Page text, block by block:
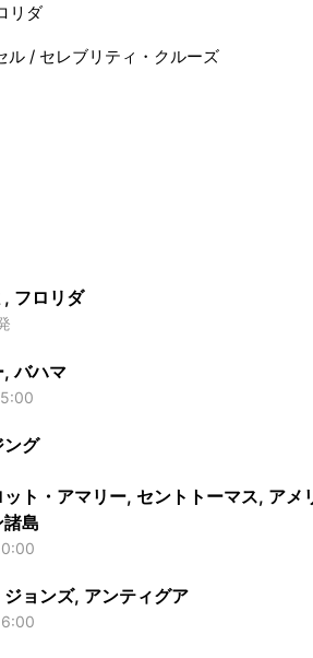
リダ
ル/ セレブリティ・クルーズ
, フロリダ
バハマ
ング
ット・アマリー, セントトーマス, アメ
諸島
ジョンズ, アンティグア